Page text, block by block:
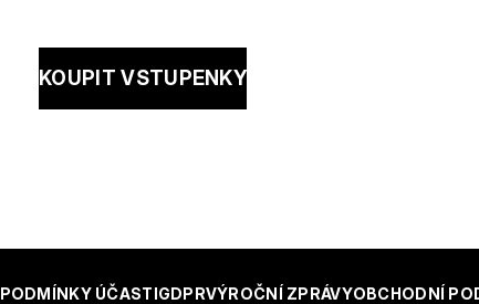
KOUPIT VSTUPENKY
PODMÍNKY ÚČASTIGDPRVÝROČNÍ ZPRÁVYOBCHODNÍ